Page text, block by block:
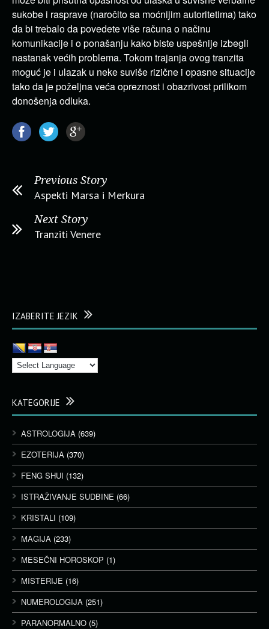
sukobe i rasprave (naročito sa moćnijim autoritetima) tako
da bi trebalo da povedete više računa o načinu
komunikacije i o ponašanju kako biste uspešnije izbegli
nastanak većih problema. Tokom trajanja ovog tranzita
moguć je i ulazak u neke suviše rizične i opasne situacije
tako da je poželjna veća opreznost i obazrivost prilikom
donošenja odluka.
Previous Story
Aspekti Marsa i Merkura
Next Story
Tranziti Venere
IZABERITE JEZIK
KATEGORIJE
ASTROLOGIJA (639)
EZOTERIJA (370)
FENG SHUI (132)
ISTRAŽIVANJE SUDBINE (66)
KRISTALI (109)
MAGIJA (233)
MESEČNI HOROSKOP (1)
MISTERIJE (16)
NUMEROLOGIJA (251)
PARANORMALNO (5)